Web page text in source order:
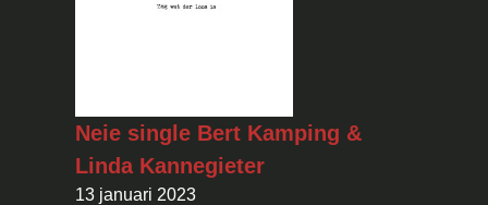
Neie single Bert Kamping &
Linda Kannegieter
13 januari 2023